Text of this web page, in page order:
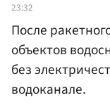
23:32
После
объектов
без
водоканале.